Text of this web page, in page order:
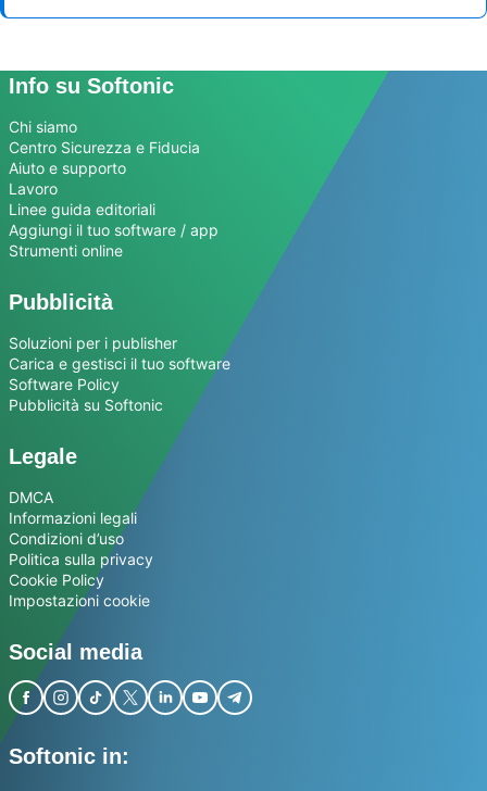
Info su Softonic
Chi siamo
Centro Sicurezza e Fiducia
Aiuto e supporto
Lavoro
Linee guida editoriali
Aggiungi il tuo software / app
Strumenti online
Pubblicità
Soluzioni per i publisher
Carica e gestisci il tuo software
Software Policy
Pubblicità su Softonic
Legale
DMCA
Informazioni legali
Condizioni d’uso
Politica sulla privacy
Cookie Policy
Impostazioni cookie
Social media
Softonic in: